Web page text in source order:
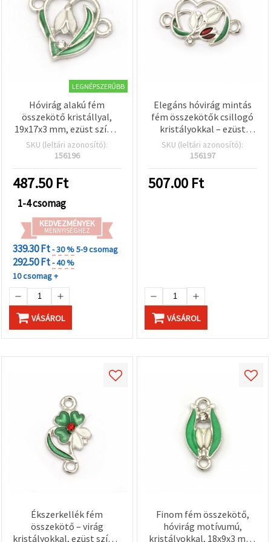
LEGNÉPSZERŰBB
Hóvirág alakú fém
összekötő kristállyal,
19x17x3 mm, ezüst színű,
2 mm furat — 5 db,
ékszerkészítéshez és
projektekhez
SKU (leltári azonosító):
156196
487.50 Ft
1-4 csomag
KEDVEZMÉNYEK
MENNYISÉGHEZ
339.30 Ft- 30 %5-9 csomag
292.50 Ft- 40 %
10 csomag +
VÁSÁROL
Elegáns hóvirág mintás
fém összekötők csillogó
kristályokkal – ezüst
színű, 21×13×1,5 mm,
furat: 2 mm, 5 db-os
nyakláncokhoz és
természet ihlette
SKU (leltári azonosító):
156197
507.00 Ft
VÁSÁROL
Ékszerkellék fém
összekötő – virág
kristályokkal, ezüst színű,
Finom fém összekötő,
hóvirág motívumú,
kristályokkal, 18x9x3 mm,